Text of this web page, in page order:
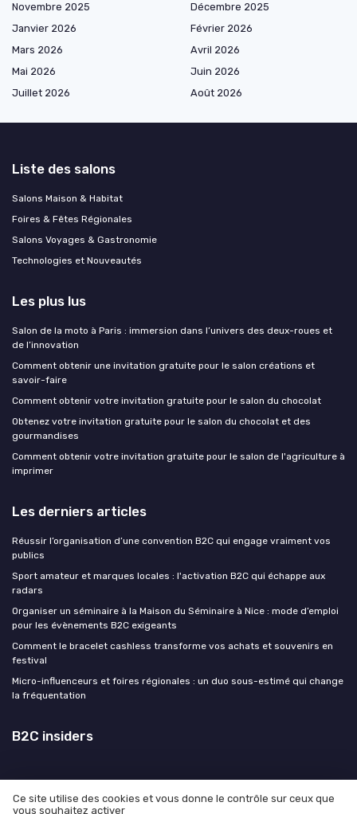
Novembre 2025
Décembre 2025
Janvier 2026
Février 2026
Mars 2026
Avril 2026
Mai 2026
Juin 2026
Juillet 2026
Août 2026
Liste des salons
Salons Maison & Habitat
Foires & Fêtes Régionales
Salons Voyages & Gastronomie
Technologies et Nouveautés
Les plus lus
Salon de la moto à Paris : immersion dans l’univers des deux-roues et
de l’innovation
Comment obtenir une invitation gratuite pour le salon créations et
savoir-faire
Comment obtenir votre invitation gratuite pour le salon du chocolat
Obtenez votre invitation gratuite pour le salon du chocolat et des
gourmandises
Comment obtenir votre invitation gratuite pour le salon de l'agriculture à
imprimer
Les derniers articles
Réussir l’organisation d’une convention B2C qui engage vraiment vos
publics
Sport amateur et marques locales : l'activation B2C qui échappe aux
radars
Organiser un séminaire à la Maison du Séminaire à Nice : mode d’emploi
pour les évènements B2C exigeants
Comment le bracelet cashless transforme vos achats et souvenirs en
festival
Micro-influenceurs et foires régionales : un duo sous-estimé qui change
la fréquentation
B2C insiders
Ce site utilise des cookies et vous donne le contrôle sur ceux que
vous souhaitez activer